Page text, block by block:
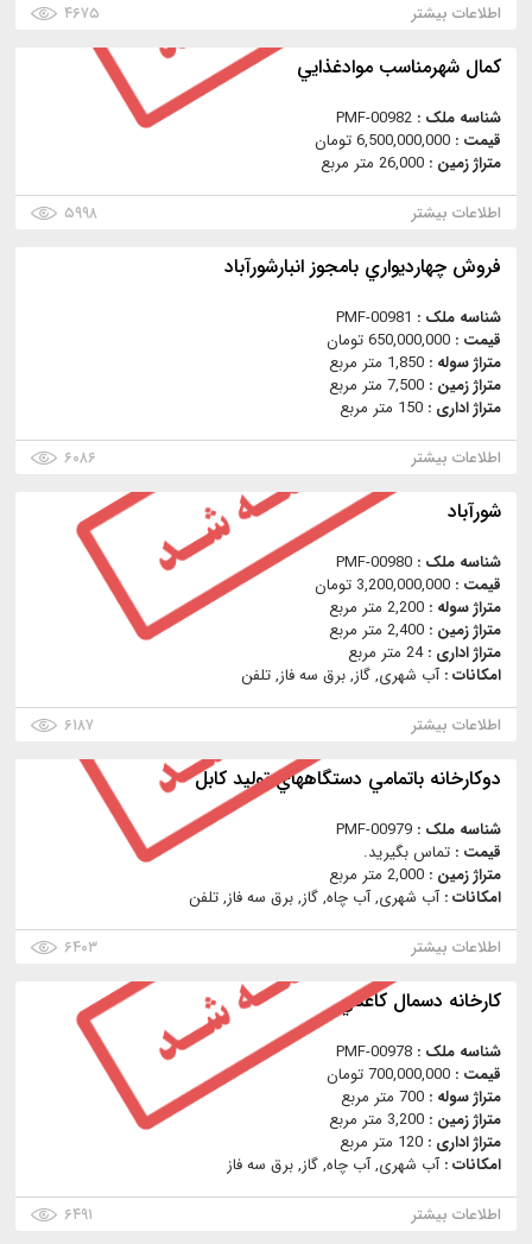
اطلاعات بیشتر
۴۶۷۵
كمال شهرمناسب موادغذايي
شناسه ملک : PMF-00982
قیمت : 6,500,000,000 تومان
متراژ زمین : 26,000 متر مربع
اطلاعات بیشتر
۵۹۹۸
فروش چهارديواري بامجوز انبارشورآباد
شناسه ملک : PMF-00981
قیمت : 650,000,000 تومان
متراژ سوله : 1,850 متر مربع
متراژ زمین : 7,500 متر مربع
متراژ اداری : 150 متر مربع
اطلاعات بیشتر
۶۰۸۶
شورآباد
شناسه ملک : PMF-00980
قیمت : 3,200,000,000 تومان
متراژ سوله : 2,200 متر مربع
متراژ زمین : 2,400 متر مربع
متراژ اداری :24 متر مربع
امکانات :آب شهری, گاز, برق سه فاز, تلفن
اطلاعات بیشتر
۶۱۸۷
دوكارخانه باتمامي دستگاههاي توليد كابل
شناسه ملک : PMF-00979
قیمت : تماس بگیرید.
متراژ زمین : 2,000 متر مربع
امکانات :آب شهری, آب چاه, گاز, برق سه فاز, تلفن
اطلاعات بیشتر
۶۴۰۳
كارخانه دسمال كاغذي
شناسه ملک : PMF-00978
قیمت : 700,000,000 تومان
متراژ سوله : 700 متر مربع
متراژ زمین : 3,200 متر مربع
متراژ اداری : 120 متر مربع
امکانات :آب شهری, آب چاه, گاز, برق سه فاز
اطلاعات بیشتر
۶۴۹۱